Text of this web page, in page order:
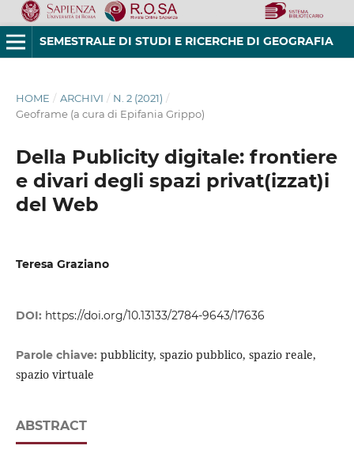
SEMESTRALE DI STUDI E RICERCHE DI GEOGRAFIA
HOME / ARCHIVI / N. 2 (2021) /
Geoframe (a cura di Epifania Grippo)
Della Publicity digitale: frontiere
e divari degli spazi privat(izzat)i
del Web
Teresa Graziano
DOI: https://doi.org/10.13133/2784-9643/17636
Parole chiave: pubblicity, spazio pubblico, spazio reale,
spazio virtuale
ABSTRACT